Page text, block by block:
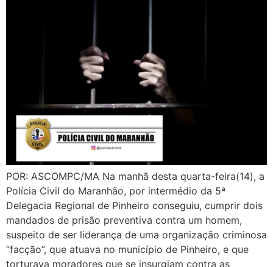
POR: ASCOMPC/MA Na manhã desta quarta-feira(14), a
Polícia Civil do Maranhão, por intermédio da 5ª
Delegacia Regional de Pinheiro conseguiu, cumprir dois
mandados de prisão preventiva contra um homem,
suspeito de ser liderança de uma organização criminosa
“facção”, que atuava no município de Pinheiro, e que
torturava moradores que se insurgiam contra as
práticas criminosas […]